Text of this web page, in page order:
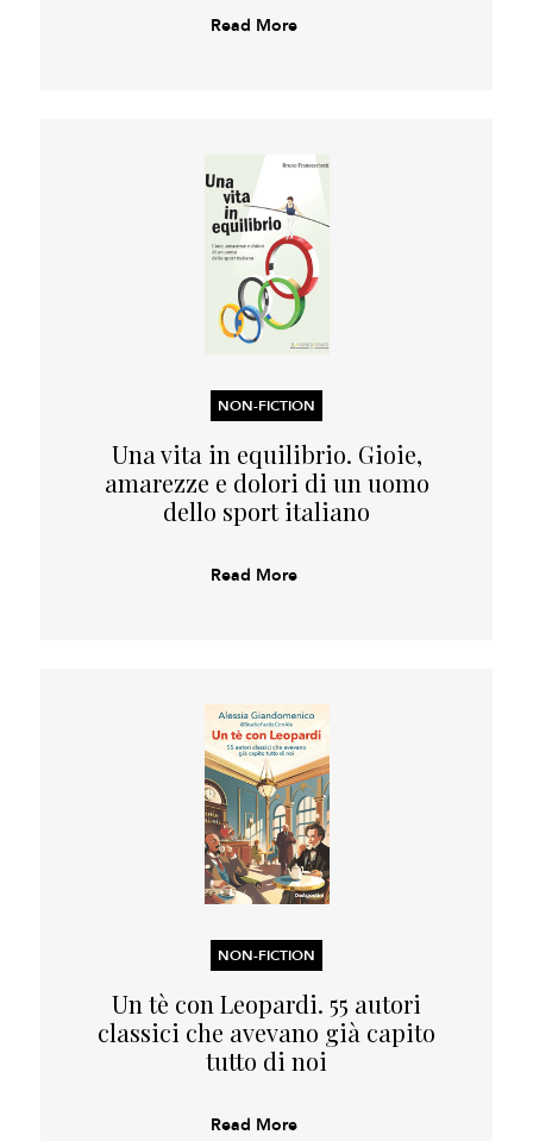
Read More
NON-FICTION
Una vita in equilibrio. Gioie,
amarezze e dolori di un uomo
dello sport italiano
Read More
NON-FICTION
Un tè con Leopardi. 55 autori
classici che avevano già capito
tutto di noi
Read More